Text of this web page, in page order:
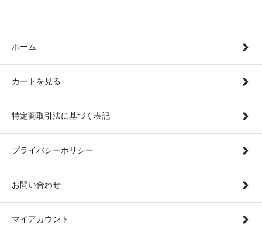
ホーム
カートを見る
特定商取引法に基づく表記
プライバシーポリシー
お問い合わせ
マイアカウント